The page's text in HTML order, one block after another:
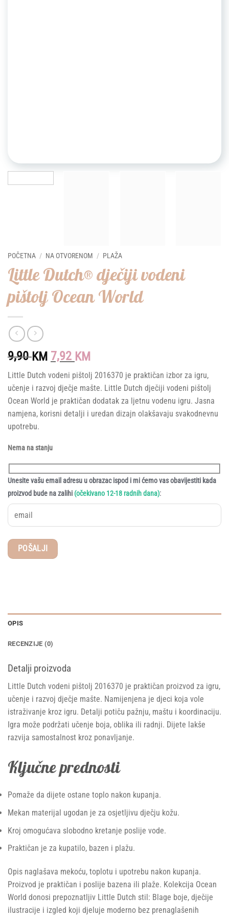
POČETNA / NA OTVORENOM / PLAŽA
Little Dutch® dječiji vodeni
pištolj Ocean World
9,90KM Original
was:
9,90 KM.
7,92 KMCurrent
is:
7,92 KM.
Little Dutch vodeni pištolj 2016370 je praktičan izbor za igru,
učenje i razvoj dječje mašte. Little Dutch dječiji vodeni pištolj
Ocean World je praktičan dodatak za ljetnu vodenu igru. Jasna
namjena, korisni detalji i uredan dizajn olakšavaju svakodnevnu
upotrebu.
Nema na stanju
Unesite vašu email adresu u obrazac ispod i mi ćemo vas obavijestiti kada
proizvod bude na zalihi (očekivano 12-18 radnih dana):
OPIS
RECENZIJE (0)
Detalji proizvoda
Little Dutch vodeni pištolj 2016370 je praktičan proizvod za igru,
učenje i razvoj dječje mašte. Namijenjena je djeci koja vole
istraživanje kroz igru. Detalji potiču pažnju, maštu i koordinaciju.
Igra može podržati učenje boja, oblika ili radnji. Dijete lakše
razvija samostalnost kroz ponavljanje.
Ključne prednosti
Pomaže da dijete ostane toplo nakon kupanja.
Mekan materijal ugodan je za osjetljivu dječju kožu.
Kroj omogućava slobodno kretanje poslije vode.
Praktičan je za kupatilo, bazen i plažu.
Opis naglašava mekoću, toplotu i upotrebu nakon kupanja.
Proizvod je praktičan i poslije bazena ili plaže. Kolekcija Ocean
World donosi prepoznatljiv Little Dutch stil: Blage boje, dječije
ilustracije i izgled koji djeluje moderno bez prenaglašenih